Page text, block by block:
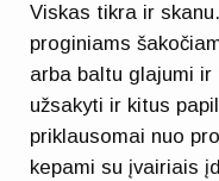
Viskas tikra ir
proginiams
arba baltu glajumi
užsakyti ir kitus
priklausomai nuo
kepami su įvairiais